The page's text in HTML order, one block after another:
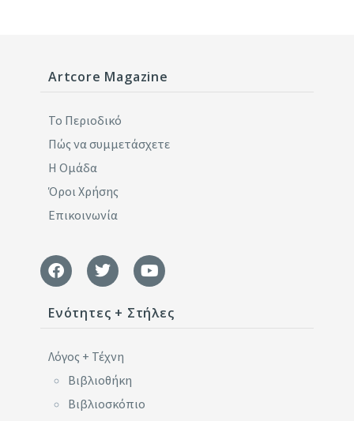
Artcore Magazine
Το Περιοδικό
Πώς να συμμετάσχετε
Η Ομάδα
Όροι Χρήσης
Επικοινωνία
Ενότητες + Στήλες
Λόγος + Τέχνη
Βιβλιοθήκη
Βιβλιοσκόπιο